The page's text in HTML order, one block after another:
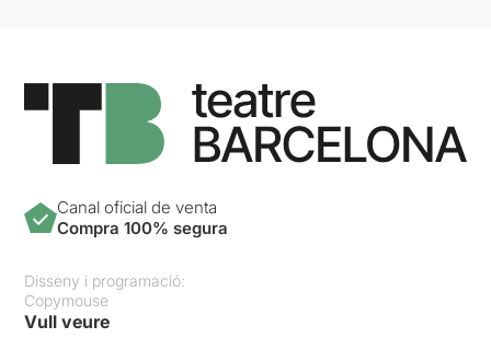
Canal oficial de venta
Compra 100% segura
Disseny i programació:
Copymouse
Vull veure